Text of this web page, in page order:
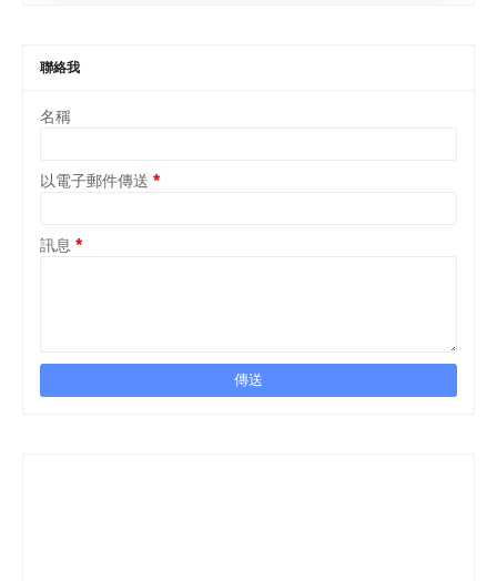
聯絡我
名稱
以電子郵件傳送 *
訊息 *